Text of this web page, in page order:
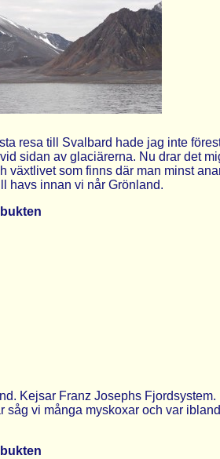
resa till Svalbard hade jag inte
sidan av glaciärerna. Nu drar det
växtlivet som finns där man minst
havs innan vi når Grönland.
Kejsar Franz Josephs Fjordsystem.
såg vi många myskoxar och var